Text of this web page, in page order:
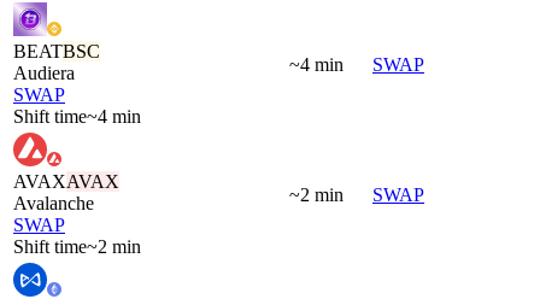
BEATBSC
Audiera
SWAP
Shift time~4 min
~4 min SWAP
AVAXAVAX
Avalanche
SWAP
Shift time~2 min
~2 min SWAP